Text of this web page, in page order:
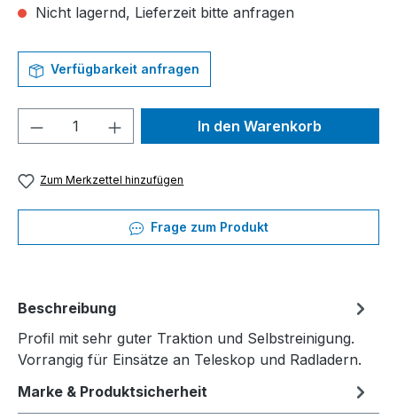
Nicht lagernd, Lieferzeit bitte anfragen
Verfügbarkeit anfragen
Produkt Anzahl: Gib denIn den Warenkorb
Zum Merkzettel hinzufügen
Frage zum Produkt
Beschreibung
Profil mit sehr guter Traktion und Selbstreinigung.
Vorrangig für Einsätze an Teleskop und Radladern.
Marke & Produktsicherheit